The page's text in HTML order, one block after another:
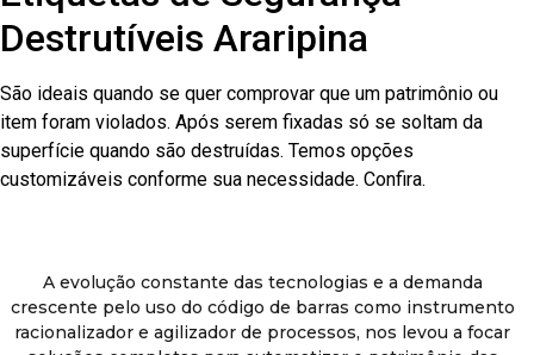
Destrutíveis Araripina
São ideais quando se quer comprovar que um patrimônio ou
item foram violados. Após serem fixadas só se soltam da
superfície quando são destruídas. Temos opções
customizáveis conforme sua necessidade. Confira.
A evolução constante das tecnologias e a demanda
crescente pelo uso do código de barras como instrumento
racionalizador e agilizador de processos, nos levou a focar